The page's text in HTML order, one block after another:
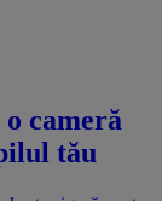
cameră
tău